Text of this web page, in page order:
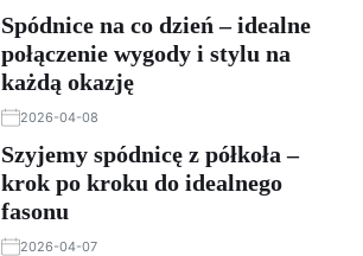
Spódnice na co dzień – idealne
połączenie wygody i stylu na
każdą okazję
2026-04-08
Szyjemy spódnicę z półkoła –
krok po kroku do idealnego
fasonu
2026-04-07